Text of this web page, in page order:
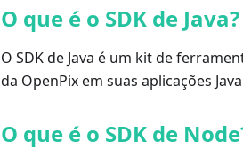
O que é o SDK de Java?
O SDK de Java é um kit de
da OpenPix em suas aplicações
O que é o SDK de